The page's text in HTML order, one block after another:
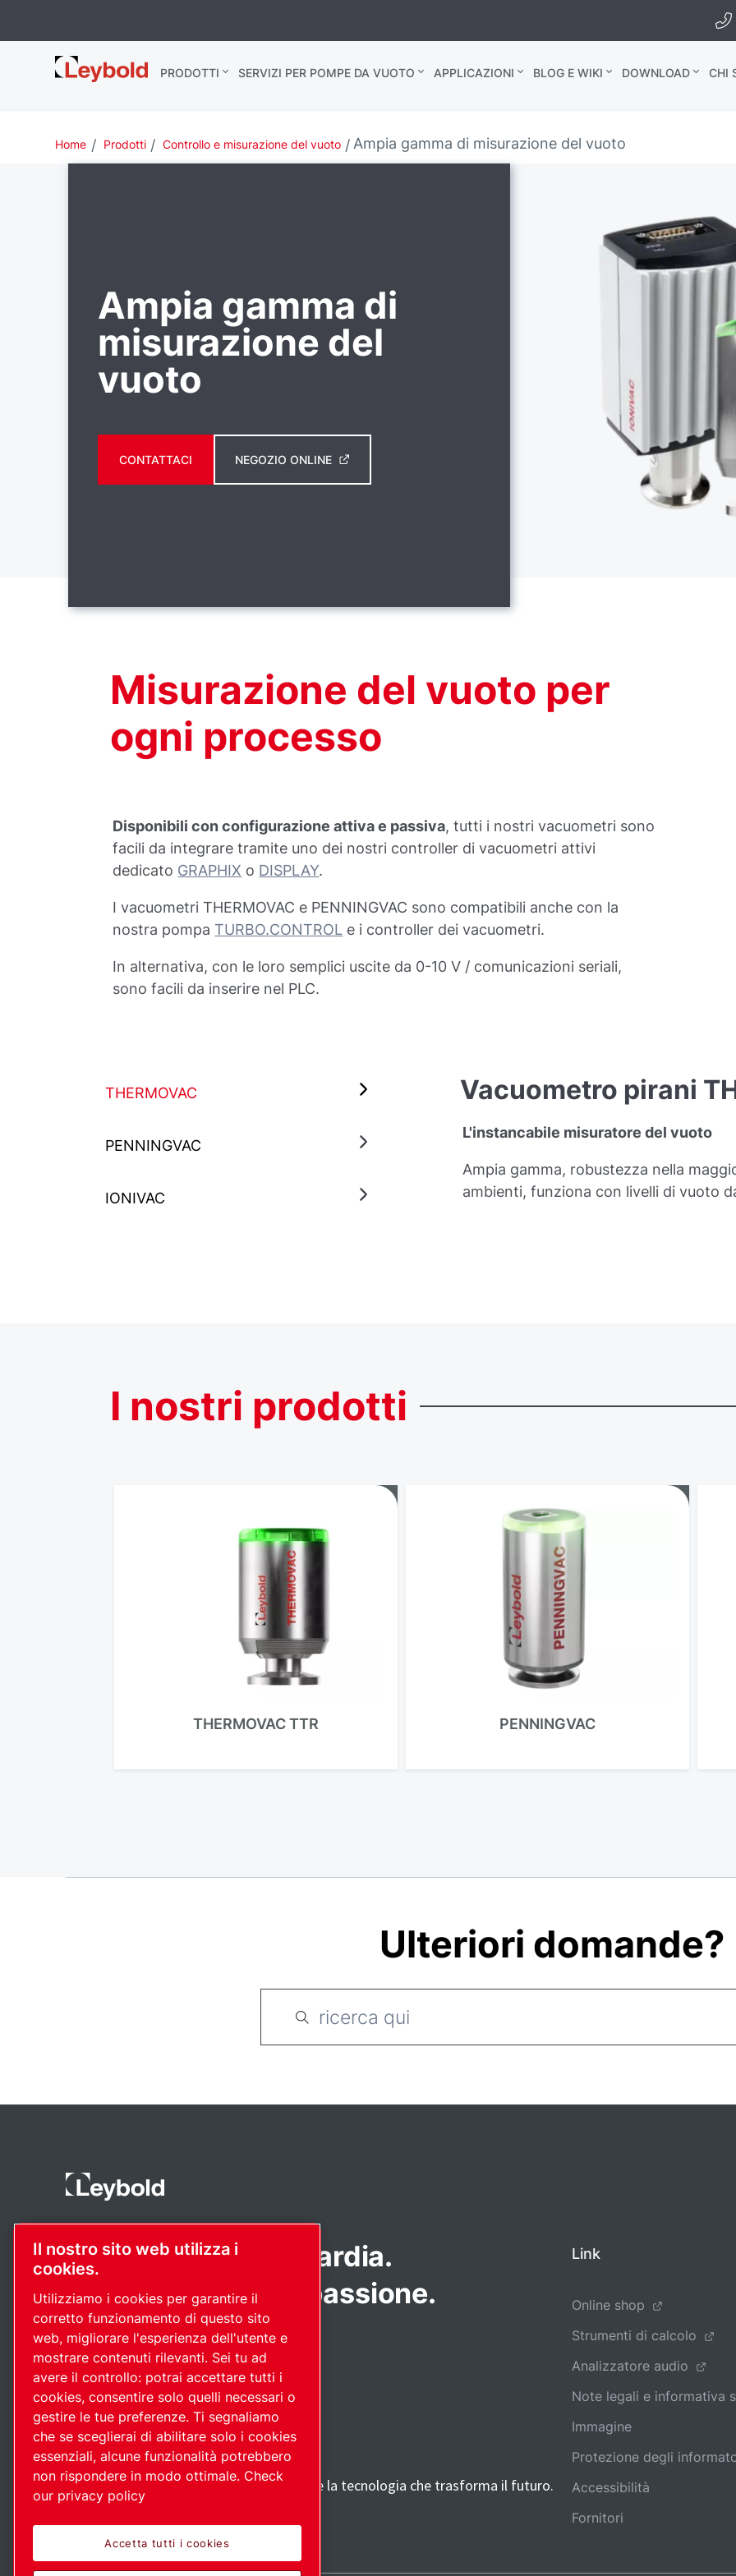
Leybold Italia PRODOTTI SERVIZI PER POMPE DA VUOTO APPLICAZIONI BLOG E WIKI DOWNLOAD CHI
Home Prodotti Controllo e misurazione del vuoto Ampia gamma di misurazione del vuoto
Ampia gamma di
misurazione del
vuoto
CONTATTACI NEGOZIO ONLINE
Misurazione del vuoto per
ogni processo
Disponibili con configurazione attiva e passiva, tutti i nostri vacuometri sono
facili da integrare tramite uno dei nostri controller di vacuometri attivi
dedicato GRAPHIX o DISPLAY.
I vacuometri THERMOVAC e PENNINGVAC sono compatibili anche con la
nostra pompa TURBO.CONTROL e i controller dei vacuometri.
In alternativa, con le loro semplici uscite da 0-10 V / comunicazioni seriali,
sono facili da inserire nel PLC.
THERMOVAC
PENNINGVAC
IONIVAC
Vacuometro pirani
L'instancabile misuratore del vuoto
Ampia gamma, robustezza nella
ambienti, funziona con livelli di vuoto
I nostri prodotti
THERMOVAC TTR PENNINGVAC
Ulteriori domande?
Prodotti all'avanguardia.
Applicazione con passione.
Scopri come Atlas Copco Group promuove la tecnologia che trasforma il futuro.
Visita il sito web di Atlas Copco Group
Link
Online shop
Strumenti di calcolo
Analizzatore audio
Note legali e informativa
Immagine
Protezione degli
Accessibilità
Fornitori
Il nostro sito web utilizza i
cookies.
Utilizziamo i cookies per garantire il
corretto funzionamento di questo sito
web, migliorare l'esperienza dell'utente e
mostrare contenuti rilevanti. Sei tu ad
avere il controllo: potrai accettare tutti i
cookies, consentire solo quelli necessari o
gestire le tue preferenze. Ti segnaliamo
che se sceglierai di abilitare solo i cookies
essenziali, alcune funzionalità potrebbero
non rispondere in modo ottimale. Check
our privacy policy
Accetta tutti i cookies